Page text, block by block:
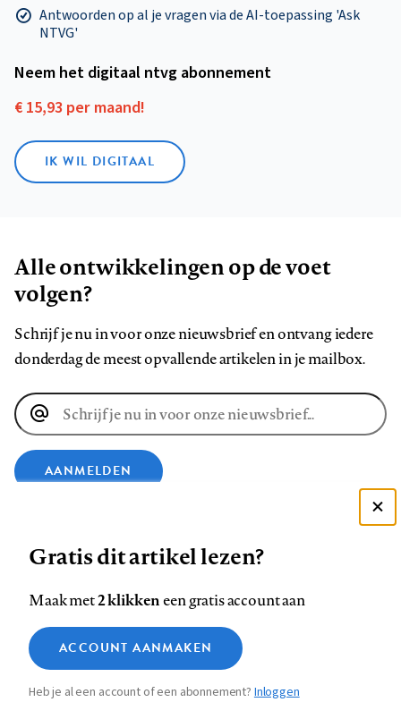
Antwoorden op al je vragen via de AI-toepassing 'Ask
NTVG'
Neem het digitaal ntvg abonnement
€ 15,93 per maand!
IK WIL DIGITAAL
Alle ontwikkelingen op de voet
volgen?
Schrijf je nu in voor onze nieuwsbrief en ontvang iedere
donderdag de meest opvallende artikelen in je mailbox.
E-
mailadres
AANMELDEN
op
Facebook
op
LinkedIn
op
Bluesky
ons
op
InstagramYouTube
Footer
Contact Colofon Disclaimer Privacy
Medische vragen verdienen
betrouwbare antwoorden
Zie onze cookie policy
Analytische cookies
Marketing cookies
Gratis dit artikel lezen?
Maak met2 klikkeneen gratis account aan
ACCOUNT AANMAKEN
Heb je al een account of een abonnement?Inloggen